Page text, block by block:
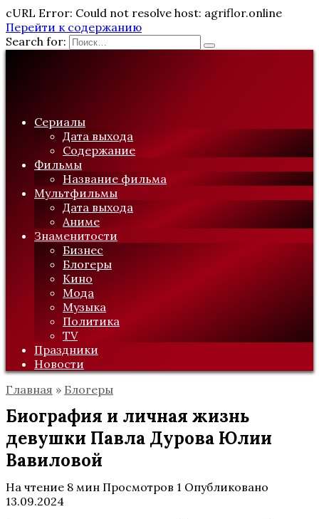
cURL Error: Could not resolve host: agriflor.online
Перейти к содержанию
Search for:
Сериалы
Дата выхода
Содержание
Фильмы
Название фильма
Мультфильмы
Дата выхода
Аниме
Знаменитости
Бизнес
Блогеры
Кино
Мода
Музыка
Политика
TV
Праздники
Новости
Главная » Блогеры
Биография и личная жизнь
девушки Павла Дурова Юлии
Вавиловой
На чтение 8 мин Просмотров 1 Опубликовано
13.09.2024